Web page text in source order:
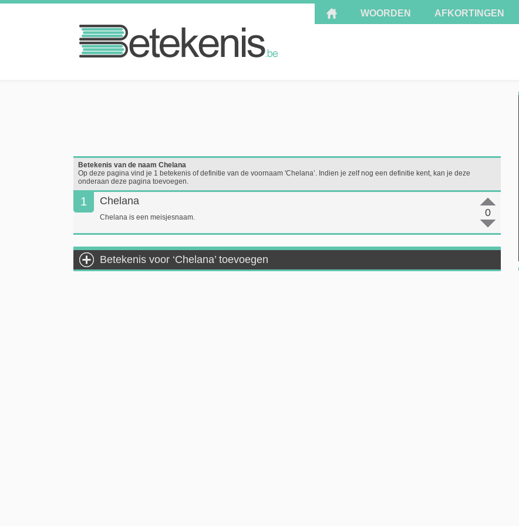
WOORDEN AFKORTINGEN
Betekenis van de naam Chelana
Op deze pagina vind je 1 betekenis of definitie van de voornaam 'Chelana’. Indien je zelf nog een definitie kent, kan je deze
onderaan deze pagina toevoegen.
1
0
Chelana
Chelana is een meisjesnaam.
Betekenis voor ‘Chelana’ toevoegen